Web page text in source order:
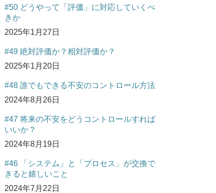
#50 どうやって「評価」に対応していくべ
きか
2025年1月27日
#49 絶対評価か？相対評価か？
2025年1月20日
#48 誰でもできる不安のコントロール方法
2024年8月26日
#47 将来の不安をどうコントロールすれば
いいか？
2024年8月19日
#46 「システム」と「プロセス」が交換で
きると嬉しいこと
2024年7月22日